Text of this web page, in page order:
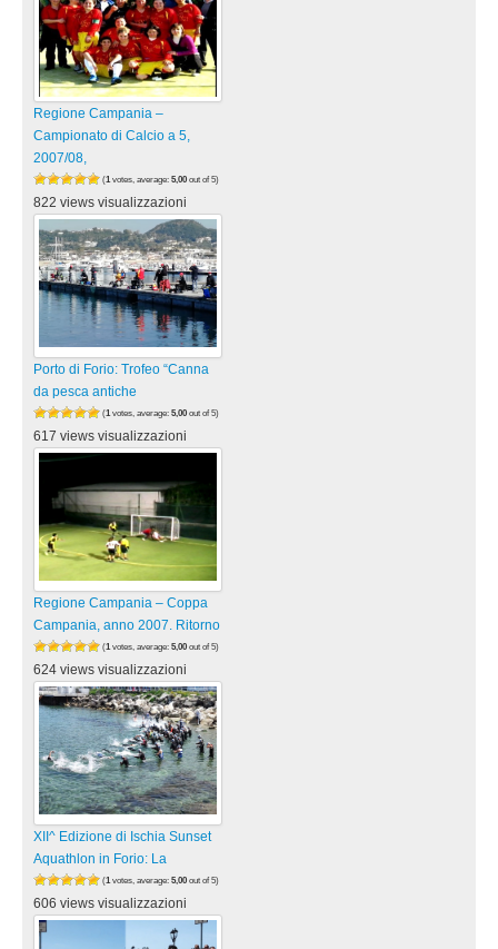
Regione Campania –
Campionato di Calcio a 5,
2007/08,
(1 votes, average: 5,00 out of 5)
822 views visualizzazioni
Porto di Forio: Trofeo “Canna
da pesca antiche
(1 votes, average: 5,00 out of 5)
617 views visualizzazioni
Regione Campania – Coppa
Campania, anno 2007. Ritorno
(1 votes, average: 5,00 out of 5)
624 views visualizzazioni
XII^ Edizione di Ischia Sunset
Aquathlon in Forio: La
(1 votes, average: 5,00 out of 5)
606 views visualizzazioni